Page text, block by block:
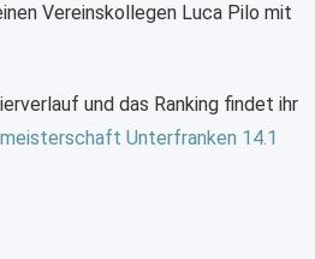
Vereinskollegen Luca Pilo mit
und das Ranking findet ihr
Unterfranken 14.1